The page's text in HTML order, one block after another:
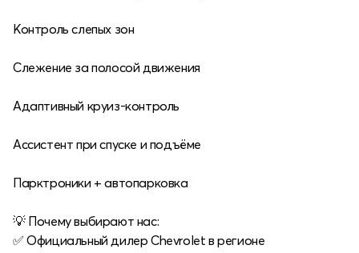
Контроль слепых зон
Слежение за полосой движения
Адаптивный круиз-контроль
Ассистент при спуске и подъёме
Парктроники + автопарковка
💡 Почему выбирают нас:
✅ Официальный дилер Chevrolet в регионе